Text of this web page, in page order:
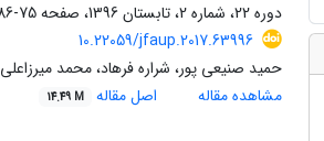
دوره 22، شماره 2، تابستان 1396، صفحه
75-86
10.22059/jfaup.2017.63996
حمید صنیعی پور، شراره فرهاد، محمد میرزاعلی
مشاهده مقاله
اصل مقاله 14.49 M